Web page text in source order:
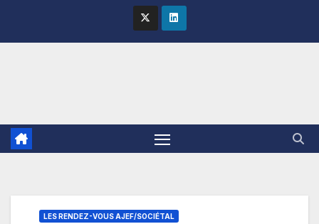
LES RENDEZ-VOUS AJEF/SOCIÉTAL